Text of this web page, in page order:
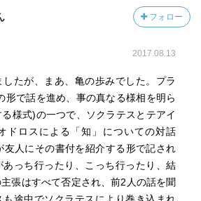
とは何か？というよりは、「そもそ
が可能かを、「知っている／知ってい
がおかれいて、「虚偽の思いなし」は
ている。しかしその後、「記憶違い」
まで議論を辿っていくのはいいとし
に知っていない」可能性の議論にまで
げ過ぎな感がある。そして、３つ目の
を、単語とその単語を構成するアルフ
で分解し、単純要素とそれの束になっ
可知レベルの検証を行っているが、こ
るのではないか。（笑）
フォロー
2017.08.13
たが、まあ、亀の歩みでした。プラ
形で話を進め、事の真なる様相を明ら
様式)の一つで、ソクラテスとテアイ
ドロスによる「知」についての対話
友人にその書付を紹介する形で記され
っち行ったり、こっち行ったり、結
張はすべて否定され、前2人の話を聞